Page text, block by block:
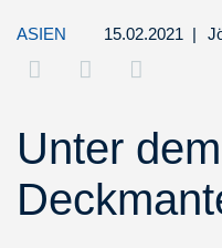
Zur Navigation
ASIEN 15.02.2021 |
Unter